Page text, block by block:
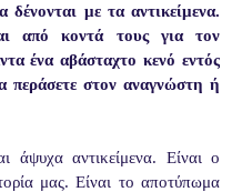
με τα αντικείμενα.
από κοντά τους για τον
ένα αβάσταχτο κενό εντός
περάσετε στον αναγνώστη ή
άψυχα αντικείμενα. Είναι ο
μας. Είναι το αποτύπωμα